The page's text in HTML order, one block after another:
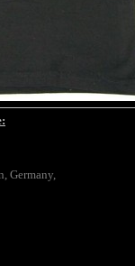
Germany,